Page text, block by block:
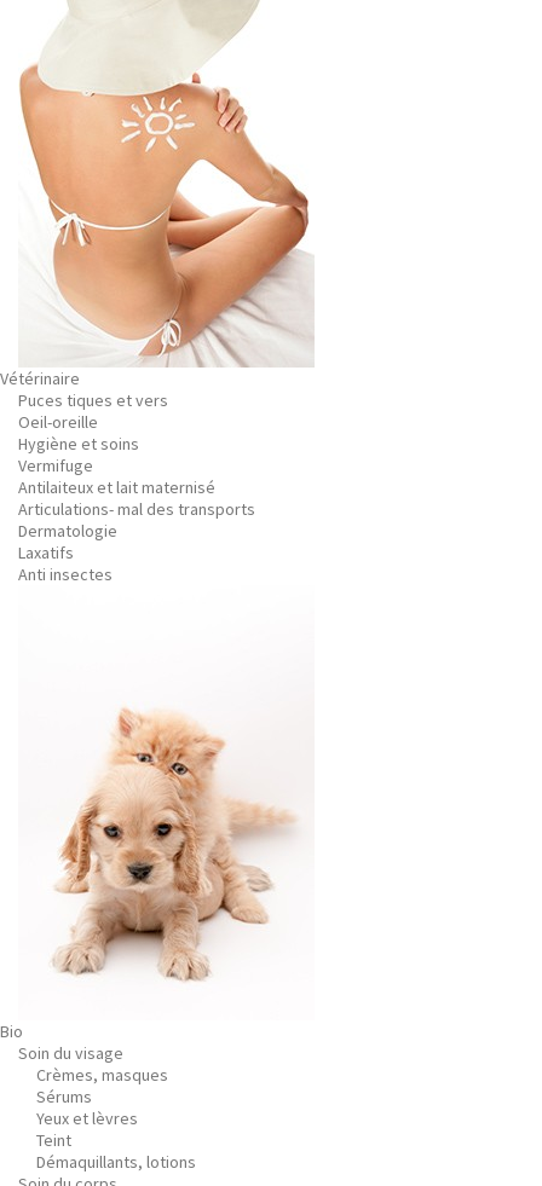
Vétérinaire
Puces tiques et vers
Oeil-oreille
Hygiène et soins
Vermifuge
Antilaiteux et lait maternisé
Articulations- mal des transports
Dermatologie
Laxatifs
Anti insectes
Bio
Soin du visage
Crèmes, masques
Sérums
Yeux et lèvres
Teint
Démaquillants, lotions